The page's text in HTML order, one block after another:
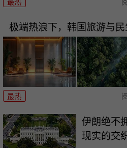
最热
极端热浪下，韩国旅游与
最热
伊朗绝不
现实的交